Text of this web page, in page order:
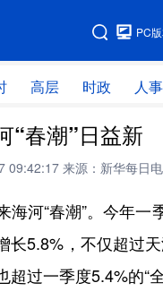
PC
高层 时政 人事
网站地图
层 时政
财经 网评
智库 全球连线
创 量子
画 健康
“春潮”日益新
09:42:17 来源：新华每日
河“春潮”。今年一
长5.8%，不仅超过
过一季度5.4%的“全